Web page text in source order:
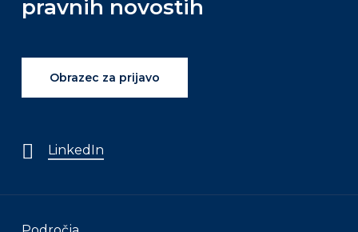
pravnih novostih
Obrazec za prijavo
LinkedIn